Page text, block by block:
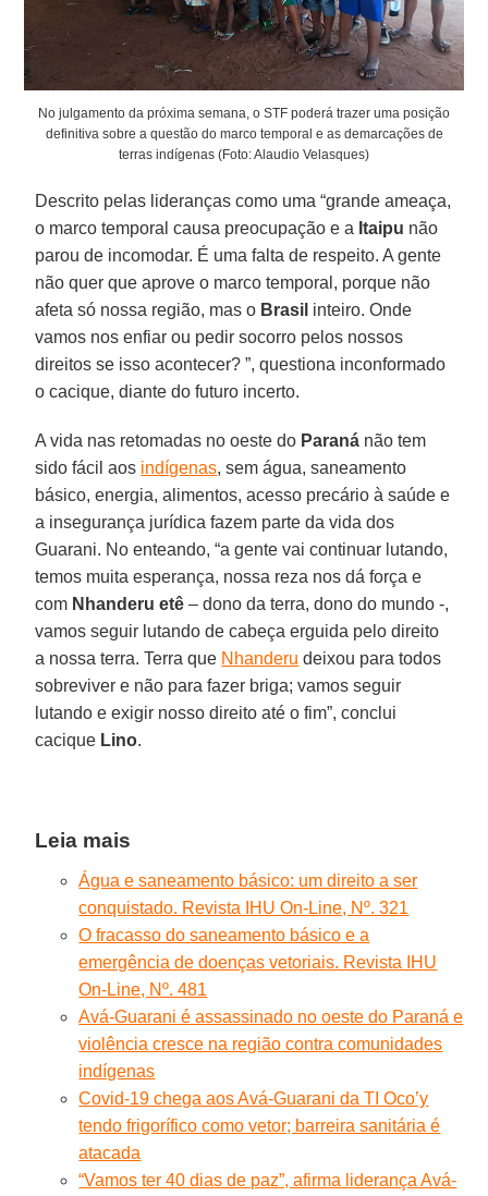
No julgamento da próxima semana, o STF poderá trazer uma posição
definitiva sobre a questão do marco temporal e as demarcações de
terras indígenas (Foto: Alaudio Velasques)
Descrito pelas lideranças como uma “grande ameaça,
o marco temporal causa preocupação e a Itaipu não
parou de incomodar. É uma falta de respeito. A gente
não quer que aprove o marco temporal, porque não
afeta só nossa região, mas o Brasil inteiro. Onde
vamos nos enfiar ou pedir socorro pelos nossos
direitos se isso acontecer? ”, questiona inconformado
o cacique, diante do futuro incerto.
A vida nas retomadas no oeste do Paraná não tem
sido fácil aos indígenas, sem água, saneamento
básico, energia, alimentos, acesso precário à saúde e
a insegurança jurídica fazem parte da vida dos
Guarani. No enteando, “a gente vai continuar lutando,
temos muita esperança, nossa reza nos dá força e
com Nhanderu etê – dono da terra, dono do mundo -,
vamos seguir lutando de cabeça erguida pelo direito
a nossa terra. Terra que Nhanderu deixou para todos
sobreviver e não para fazer briga; vamos seguir
lutando e exigir nosso direito até o fim”, conclui
cacique Lino.
Leia mais
Água e saneamento básico: um direito a ser
conquistado. Revista IHU On-Line, Nº. 321
O fracasso do saneamento básico e a
emergência de doenças vetoriais. Revista IHU
On-Line, Nº. 481
Avá-Guarani é assassinado no oeste do Paraná e
violência cresce na região contra comunidades
indígenas
Covid-19 chega aos Avá-Guarani da TI Oco’y
tendo frigorífico como vetor; barreira sanitária é
atacada
“Vamos ter 40 dias de paz”, afirma liderança Avá-